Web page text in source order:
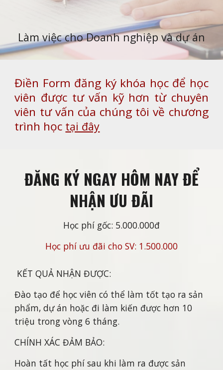
Làm việc cho Doanh nghiệp và dự án
Điền Form đăng ký khóa học để học
viên được tư vấn kỹ hơn từ chuyên
viên tư vấn của chúng tôi về chương
trình học tại đây
ĐĂNG KÝ NGAY HÔM NAY ĐỂ
NHẬN ƯU ĐÃI
Học phí gốc: 5.000.000đ
Học phí ưu đãi cho SV: 1.500.000
KẾT QUẢ NHẬN ĐƯỢC:
Đào tạo để học viên có thể làm tốt tạo ra sản
phẩm, dự án hoặc đi làm kiến được hơn 10
triệu trong vòng 6 tháng.
CHÍNH XÁC ĐẢM BẢO:
Hoàn tất học phí sau khi làm ra được sản